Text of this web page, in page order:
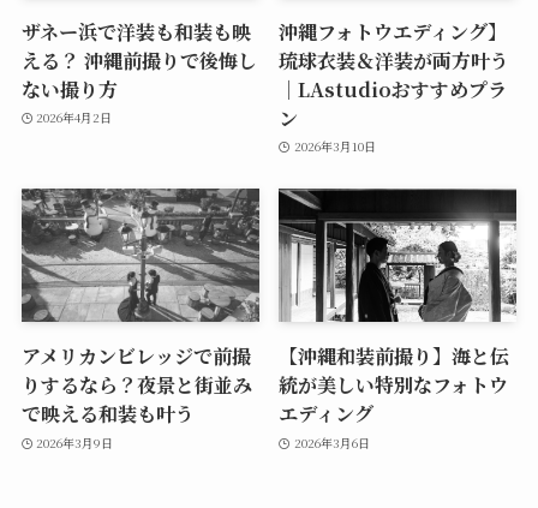
ザネー浜で洋装も和装も映
える？ 沖縄前撮りで後悔し
ない撮り方
2026年4月2日
沖縄フォトウエディング】
琉球衣装＆洋装が両方叶う
｜LAstudioおすすめプラ
ン
2026年3月10日
アメリカンビレッジで前撮
りするなら？夜景と街並み
で映える和装も叶う
2026年3月9日
【沖縄和装前撮り】海と伝
統が美しい特別なフォトウ
エディング
2026年3月6日